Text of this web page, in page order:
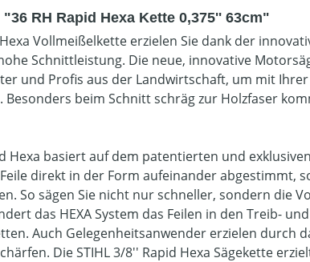
RH Rapid Hexa Kette 0,375'' 63cm"
Vollmeißelkette erzielen Sie dank der
Schnittleistung. Die neue, innovative
und Profis aus der Landwirtschaft, um mit
Besonders beim Schnitt schräg zur Holzfaser
Hexa basiert auf dem patentierten und
direkt in der Form aufeinander abgestimmt,
So sägen Sie nicht nur schneller, sondern die
das HEXA System das Feilen in den Treib-
Auch Gelegenheitsanwender erzielen durch
Die STIHL 3/8'' Rapid Hexa Sägekette